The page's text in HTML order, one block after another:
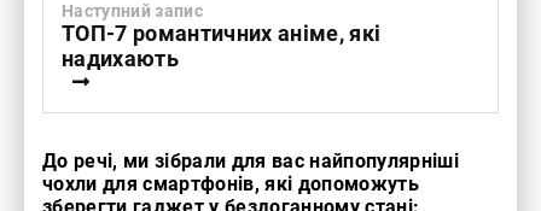
Наступний запис
ТОП-7 романтичних аніме, які
надихають
До речі, ми зібрали для вас найпопулярніші
чохли для смартфонів, які допоможуть